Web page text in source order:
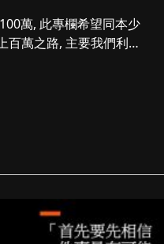
萬, 此專欄希望同本少
百萬之路, 主要我們利潤